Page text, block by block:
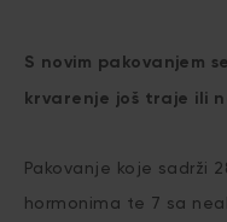
S novim pakovanjem
krvarenje još traje ili
Pakovanje koje sadrži
hormonima te 7 sa